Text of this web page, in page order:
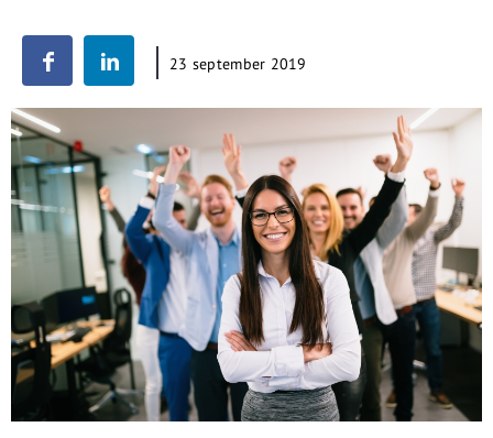
23 september 2019